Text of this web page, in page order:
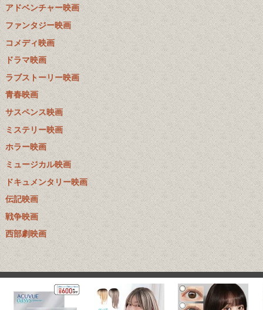
アドベンチャー映画
ファンタジー映画
コメディ映画
ドラマ映画
ラブストーリー映画
青春映画
サスペンス映画
ミステリー映画
ホラー映画
ミュージカル映画
ドキュメンタリー映画
伝記映画
戦争映画
西部劇映画